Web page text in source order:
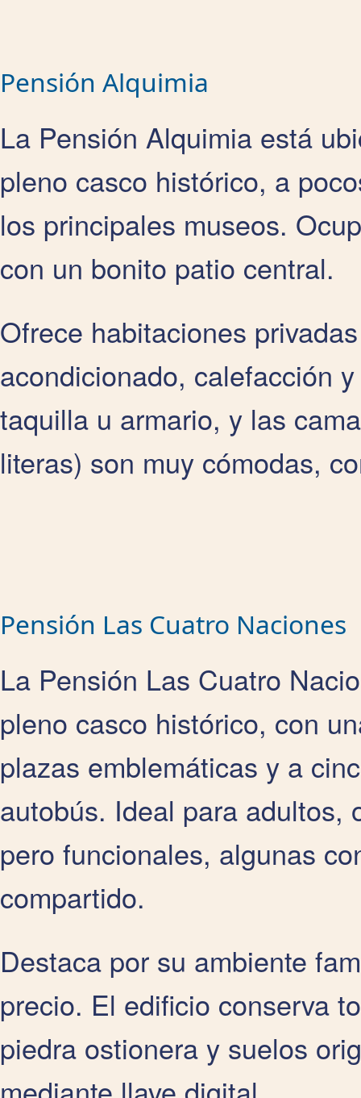
Pensión Alquimia
La Pensión Alquimia está
pleno casco histórico, a
los principales museos.
con un bonito patio central.
Ofrece habitaciones
acondicionado, calefacción
taquilla u armario, y las
literas) son muy cómodas,
Pensión Las Cuatro Naciones
La Pensión Las Cuatro
pleno casco histórico, con
plazas emblemáticas y a
autobús. Ideal para adultos,
pero funcionales, algunas
compartido.
Destaca por su ambiente
precio. El edificio conserva
piedra ostionera y suelos